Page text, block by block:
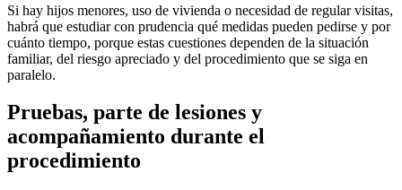
Si hay hijos menores, uso de vivienda o necesidad de regular visitas,
habrá que estudiar con prudencia qué medidas pueden pedirse y por
cuánto tiempo, porque estas cuestiones dependen de la situación
familiar, del riesgo apreciado y del procedimiento que se siga en
paralelo.
Pruebas, parte de lesiones y
acompañamiento durante el
procedimiento